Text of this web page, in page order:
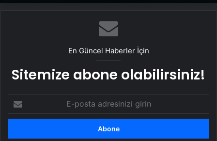
En Güncel Haberler İçin
Sitemize abone olabilirsiniz!
posta
adresinizi